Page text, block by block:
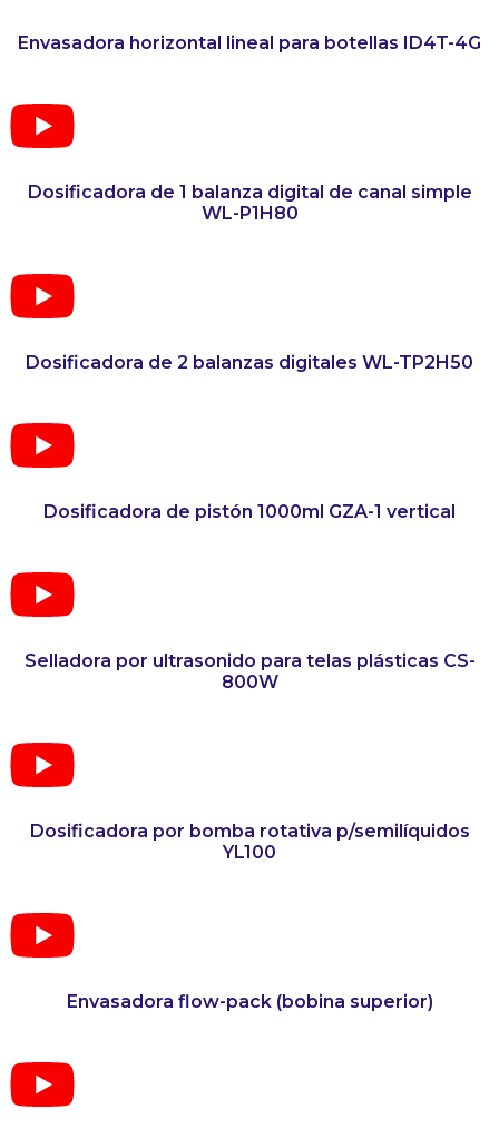
Envasadora horizontal lineal para botellas ID4T-4G
Dosificadora de 1 balanza digital de canal simple
WL-P1H80
Dosificadora de 2 balanzas digitales WL-TP2H50
Dosificadora de pistón 1000ml GZA-1 vertical
Selladora por ultrasonido para telas plásticas CS-
800W
Dosificadora por bomba rotativa p/semilíquidos
YL100
Envasadora flow-pack (bobina superior)